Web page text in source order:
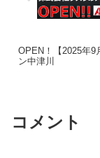
OPEN！【2025年9
ン中津川
コメント